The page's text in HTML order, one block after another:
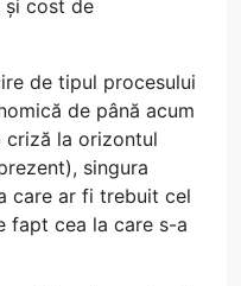
și cost de
de tipul procesului
de până acum
criză la orizontul
singura
care ar fi trebuit cel
fapt cea la care s-a